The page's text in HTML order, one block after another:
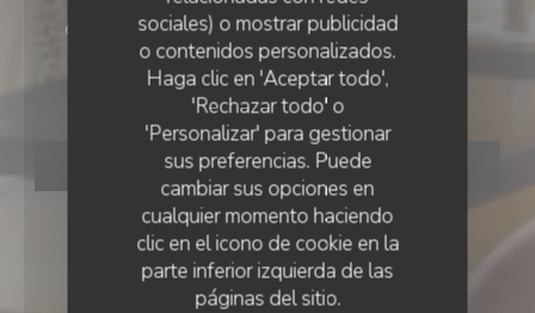
sociales) o mostrar publicidad
o contenidos personalizados.
Haga clic en 'Aceptar todo',
'Rechazar todo' o
'Personalizar' para gestionar
sus preferencias. Puede
cambiar sus opciones en
cualquier momento haciendo
clic en el icono de cookie en la
parte inferior izquierda de las
páginas del sitio.
CAFÉ - RESTAURANT - BRUNCH• TOULOUSE
Brunch Club
RESERVAR UNA MESA
BRUNCH CLUB